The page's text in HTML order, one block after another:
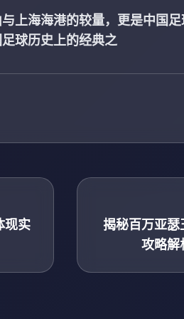
上海海港的较量，更是中国
球历史上的经典之
现实
揭秘百万亚瑟
攻略解